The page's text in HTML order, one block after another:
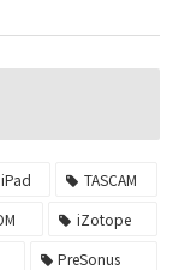
iPad
TASCAM
iZotope
PreSonus